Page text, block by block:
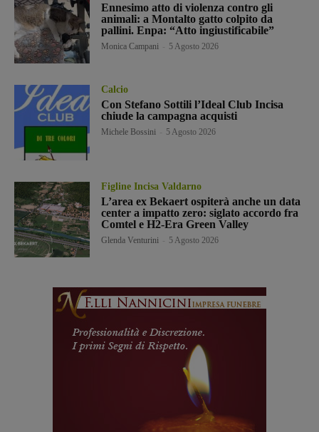
Ennesimo atto di violenza contro gli
animali: a Montalto gatto colpito da
pallini. Enpa: “Atto ingiustificabile”
Monica Campani 5 Agosto 2026
Calcio
Con Stefano Sottili l’Ideal Club Incisa
chiude la campagna acquisti
Michele Bossini 5 Agosto 2026
Figline Incisa Valdarno
L’area ex Bekaert ospiterà anche un data
center a impatto zero: siglato accordo fra
Comtel e H2-Era Green Valley
Glenda Venturini 5 Agosto 2026